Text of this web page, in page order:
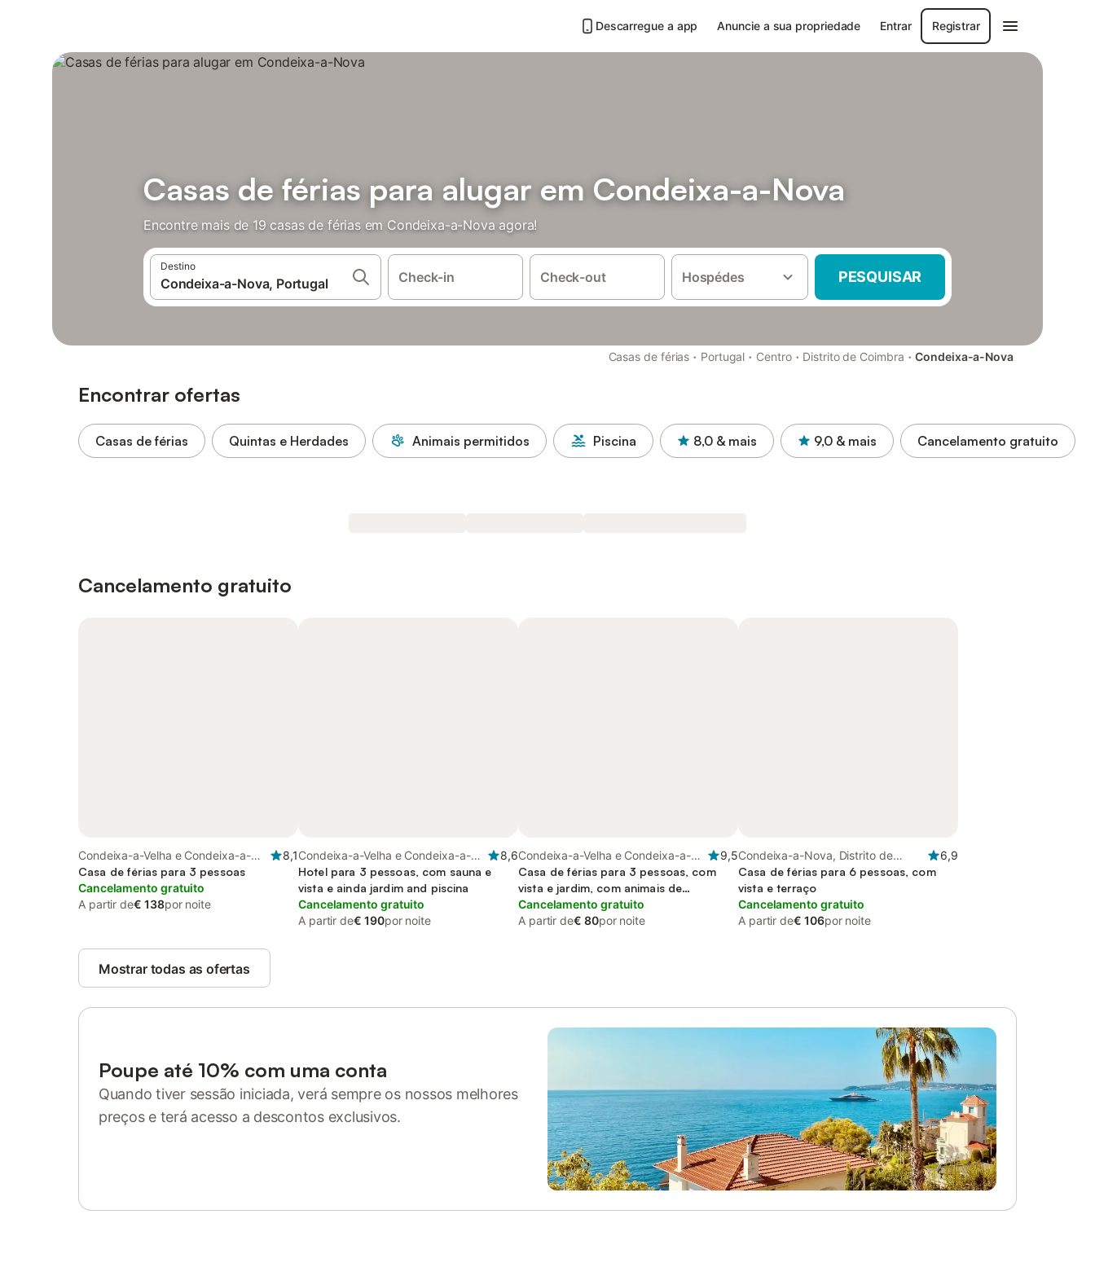
Descarregue a app Anuncie a sua propriedade Entrar Registrar
Casas de férias para alugar em Condeixa-a-Nova
Encontre mais de 19 casas de férias em Condeixa-a-Nova agora!
Destino
Check-in Check-out Hospédes PESQUISAR
Casas de férias · Portugal · Centro · Distrito de Coimbra · Condeixa-a-Nova
Encontrar ofertas
Casas de férias Quintas e Herdades Animais permitidos Piscina 8,0 & mais 9,0 & mais Cancelamento gratuito
Cancelamento gratuito
Condeixa-a-Velha e Condeixa-a-
Nova, Distrito de Coimbra
8,1
Casa de férias para 3 pessoas
Cancelamento gratuito
A partir de€ 138por noite
Condeixa-a-Velha e Condeixa-a-
Nova, Distrito de Coimbra
8,6
Hotel para 3 pessoas, com sauna e
vista e ainda jardim and piscina
Cancelamento gratuito
A partir de€ 190por noite
Condeixa-a-Velha e Condeixa-a-
Nova, Distrito de Coimbra
9,5
Casa de férias para 3 pessoas, com
vista e jardim, com animais de
estimação
Cancelamento gratuito
A partir de€ 80por noite
Condeixa-a-Nova, Distrito de
Coimbra
6,9
Casa de férias para 6 pessoas, com
vista e terraço
Cancelamento gratuito
A partir de€ 106por noite
Mostrar todas as ofertas
Poupe até 10% com uma conta
Quando tiver sessão iniciada, verá sempre os nossos melhores
preços e terá acesso a descontos exclusivos.